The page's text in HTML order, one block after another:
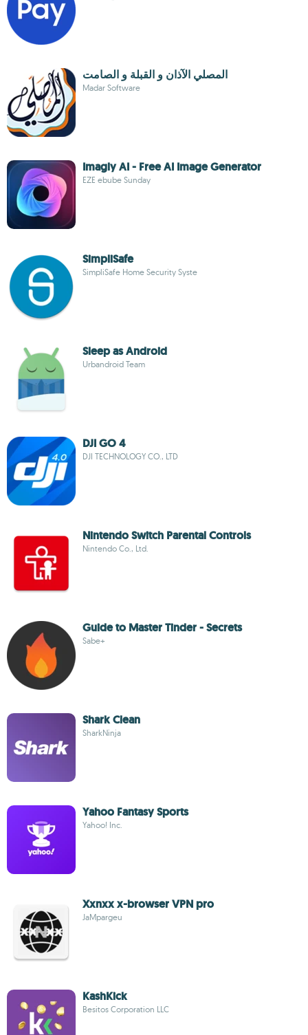
المصلي الآذان و القبلة و الصامت
Madar Software
Imagly AI - Free AI Image Generator
EZE ebube Sunday
SimpliSafe
SimpliSafe Home Security Syste
Sleep as Android
Urbandroid Team
DJI GO 4
DJI TECHNOLOGY CO., LTD
Nintendo Switch Parental Controls
Nintendo Co., Ltd.
Guide to Master Tinder - Secrets
Sabe+
Shark Clean
SharkNinja
Yahoo Fantasy Sports
Yahoo! Inc.
Xxnxx x-browser VPN pro
JaMpargeu
KashKick
Besitos Corporation LLC